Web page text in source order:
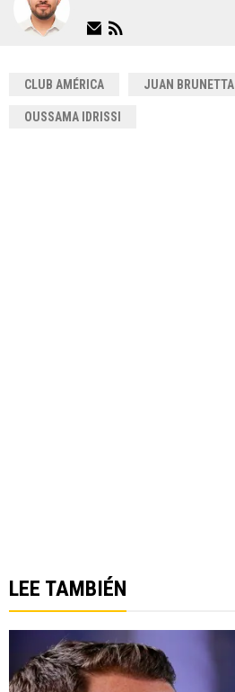
CLUB AMÉRICA JUAN BRUNETTA
OUSSAMA IDRISSI